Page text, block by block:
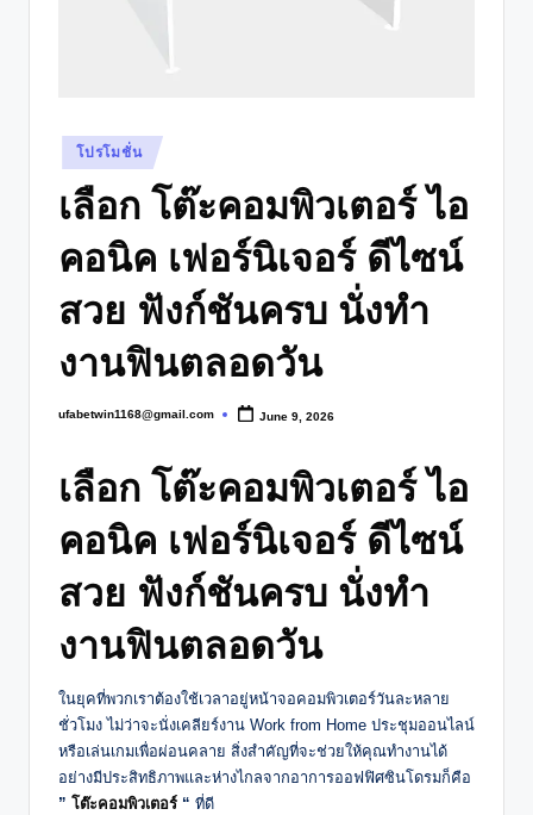
Posted
in
โปรโมชั่น
เลือก โต๊ะคอมพิวเตอร์ ไอ
คอนิค เฟอร์นิเจอร์ ดีไซน์
สวย ฟังก์ชันครบ นั่งทำ
งานฟินตลอดวัน
Posted
ufabetwin1168@gmail.com June 9, 2026
เลือก โต๊ะคอมพิวเตอร์ ไอ
คอนิค เฟอร์นิเจอร์ ดีไซน์
สวย ฟังก์ชันครบ นั่งทำ
งานฟินตลอดวัน
ในยุคที่พวกเราต้องใช้เวลาอยู่หน้าจอคอมพิวเตอร์วันละหลาย
ชั่วโมง ไม่ว่าจะนั่งเคลียร์งาน Work from Home ประชุมออนไลน์
หรือเล่นเกมเพื่อผ่อนคลาย สิ่งสำคัญที่จะช่วยให้คุณทำงานได้
อย่างมีประสิทธิภาพและห่างไกลจากอาการออฟฟิศซินโดรมก็คือ
” โต๊ะคอมพิวเตอร์ “ ที่ดี